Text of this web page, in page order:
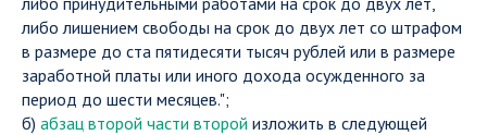
либо лишением свободы на срок до двух лет со штрафом
в размере до ста пятидесяти тысяч рублей или в размере
заработной платы или иного дохода осужденного за
период до шести месяцев.";
б) абзац второй части второй изложить в следующей